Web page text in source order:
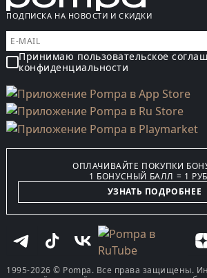
ПОДПИСКА НА НОВОСТИ И СКИДКИ
Принимаю пользовательское
конфиденциальности
ОПЛАЧИВАЙТЕ ПОКУПКИ
1 БОНУСНЫЙ БАЛЛ = 1
УЗНАТЬ ПОДРОБНЕЕ
1995-2026 © Pompa. Все права защищены.